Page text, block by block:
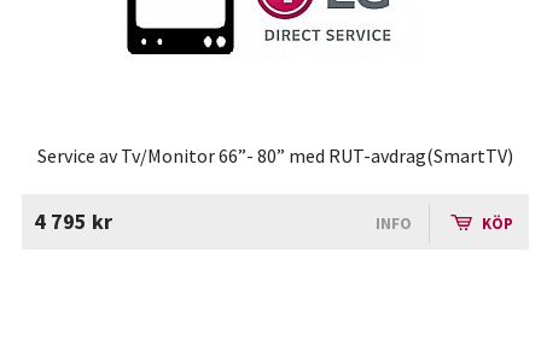
Service av Tv/Monitor 66”- 80” med RUT-avdrag(SmartTV)
4 795 kr INFO KÖP